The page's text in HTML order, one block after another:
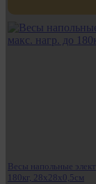
Весы напольные
180кг, 28х28х0,5см